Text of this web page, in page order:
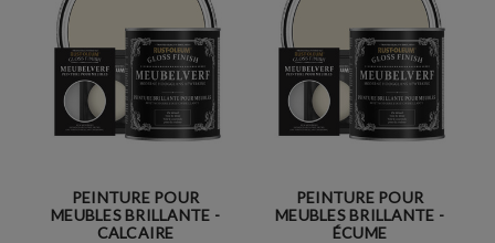
PEINTURE POUR
MEUBLES BRILLANTE -
CALCAIRE
PEINTURE POUR
MEUBLES BRILLANTE -
ÉCUME